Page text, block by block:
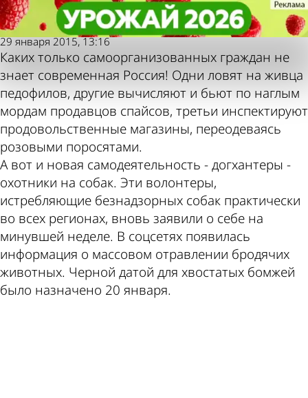
Обыкновенный садизм или
забота о людях?
Молодой
ленинец
29 января 2015, 13:16
Каких только самоорганизованных граждан не
знает современная Россия! Одни ловят на живца
педофилов, другие вычисляют и бьют по наглым
мордам продавцов спайсов, третьи инспектируют
продовольственные магазины, переодеваясь
розовыми поросятами.
А вот и новая самодеятельность - догхантеры -
охотники на собак. Эти волонтеры,
истребляющие безнадзорных собак практически
во всех регионах, вновь заявили о себе на
минувшей неделе. В соцсетях появилась
информация о массовом отравлении бродячих
животных. Черной датой для хвостатых бомжей
было назначено 20 января.
Обыкновенный садизм или
забота о людях?
Молодой
ленинец
Также
пресса
пишет
Погода
и курсы
валют в